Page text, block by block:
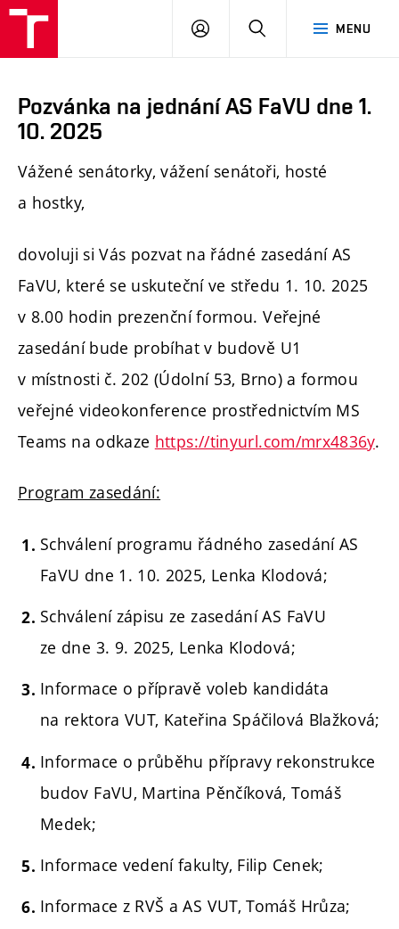
MENU
PŘIHLÁSIT
Pozvánka na jednání AS FaVU dne 1.
10. 2025
Vážené senátorky, vážení senátoři, hosté
a hostky,
dovoluji si Vás pozvat na řádné zasedání AS
FaVU, které se uskuteční ve středu 1. 10. 2025
v 8.00 hodin prezenční formou. Veřejné
zasedání bude probíhat v budově U1
v místnosti č. 202 (Údolní 53, Brno) a formou
veřejné videokonference prostřednictvím MS
Teams na odkaze https://tinyurl.com/mrx4836y.
Program zasedání:
Schválení programu řádného zasedání AS
FaVU dne 1. 10. 2025, Lenka Klodová;
Schválení zápisu ze zasedání AS FaVU
ze dne 3. 9. 2025, Lenka Klodová;
Informace o přípravě voleb kandidáta
na rektora VUT, Kateřina Spáčilová Blažková;
Informace o průběhu přípravy rekonstrukce
budov FaVU, Martina Pěnčíková, Tomáš
Medek;
Informace vedení fakulty, Filip Cenek;
Informace z RVŠ a AS VUT, Tomáš Hrůza;